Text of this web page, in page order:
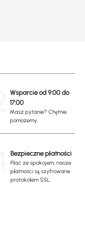
Wsparcie od 9:00 do
17:00
Masz pytanie? Chętnie
pomożemy.
Bezpieczne płatności
Płać ze spokojem, nasze
płatności są szyfrowane
protokołem SSL.